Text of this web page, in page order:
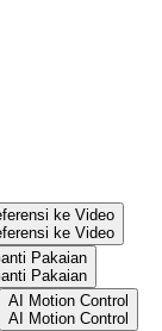
ke Video
ke Video
Pakaian
Pakaian
AI Motion Control
AI Motion Control